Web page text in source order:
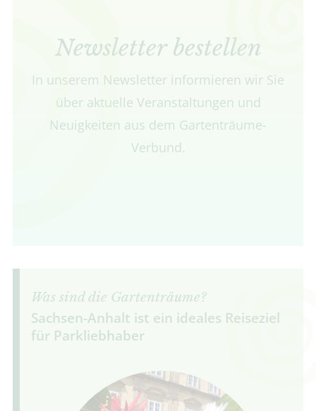
Newsletter bestellen
In unserem Newsletter informieren wir Sie
über aktuelle Veranstaltungen und
Neuigkeiten aus dem Gartenträume-
Verbund.
Was sind die Gartenträume?
Sachsen-Anhalt ist ein ideales Reiseziel
für Parkliebhaber